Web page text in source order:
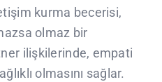
kurma becerisi,
olmaz bir
ilişkilerinde, empati
olmasını sağlar.